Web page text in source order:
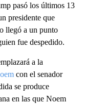
pasó los últimos 13
presidente que
llegó a un punto
fue despedido.
a la
con el senador
se produce
en las que Noem